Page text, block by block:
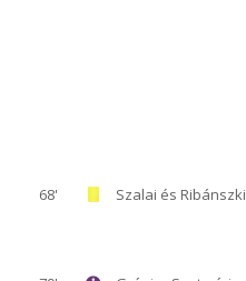
68'
Szalai és Ribánszki